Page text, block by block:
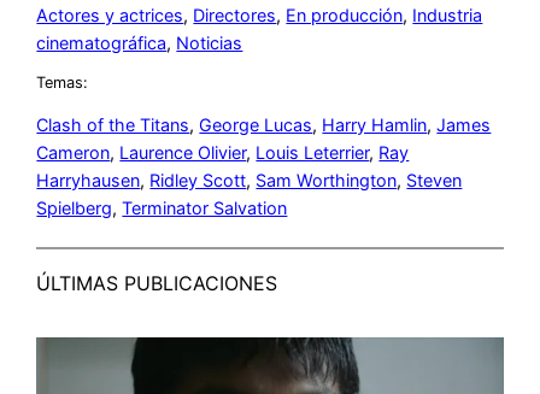
Actores y actrices, Directores, En producción, Industria
cinematográfica, Noticias
Temas:
Clash of the Titans, George Lucas, Harry Hamlin, James
Cameron, Laurence Olivier, Louis Leterrier, Ray
Harryhausen, Ridley Scott, Sam Worthington, Steven
Spielberg, Terminator Salvation
ÚLTIMAS PUBLICACIONES